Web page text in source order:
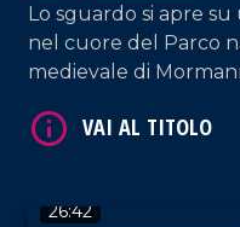
Lo sguardo si apre
nel cuore del Parco
medievale di
le tradizioni e i piatti
26:42